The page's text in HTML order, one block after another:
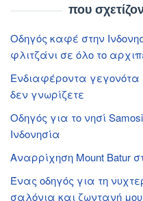
που
Οδηγός καφέ στην
φλιτζάνι σε όλο το
Ενδιαφέροντα γεγονότα
δεν γνωρίζετε
Οδηγός για το νησί
Ινδονησία
Αναρρίχηση Mount Batur
Ένας οδηγός για τη
σαλόνια και ζωντανή